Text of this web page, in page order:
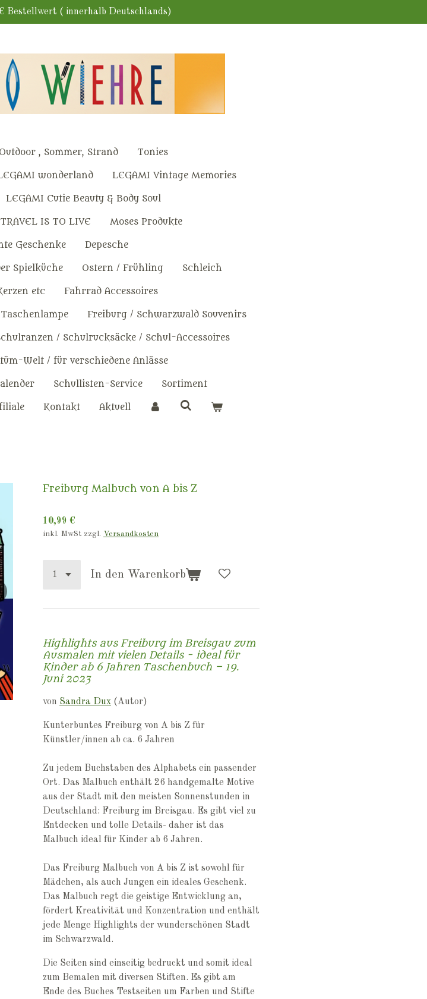
Bestellwert ( innerhalb Deutschlands)
Outdoor , Sommer, Strand Tonies
wonderland LEGAMI Vintage Memories
LEGAMI Cutie Beauty & Body Soul
IS TO LIVE Moses Produkte
Geschenke Depesche
Spielküche Ostern / Frühling Schleich
etc Fahrrad Accessoires
Freiburg / Schwarzwald Souvenirs
/ Schulrucksäcke / Schul-Accessoires
Welt / für verschiedene Anlässe
Schullisten-Service Sortiment
Kontakt Aktuell
Freiburg Malbuch von A bis Z
10,99 €
inkl. MwSt zzgl. Versandkosten
In den Warenkorb
Highlights aus Freiburg im Breisgau zum
Ausmalen mit vielen Details - ideal für
Kinder ab 6 Jahren Taschenbuch – 19.
Juni 2023
von Sandra Dux (Autor)
Kunterbuntes Freiburg von A bis Z für
Künstler/innen ab ca. 6 Jahren
Zu jedem Buchstaben des Alphabets ein passender
Ort. Das Malbuch enthält 26 handgemalte Motive
aus der Stadt mit den meisten Sonnenstunden in
Deutschland: Freiburg im Breisgau. Es gibt viel zu
Entdecken und tolle Details- daher ist das
Malbuch ideal für Kinder ab 6 Jahren.
Das Freiburg Malbuch von A bis Z ist sowohl für
Mädchen, als auch Jungen ein ideales Geschenk.
Das Malbuch regt die geistige Entwicklung an,
fördert Kreativität und Konzentration und enthält
jede Menge Highlights der wunderschönen Stadt
im Schwarzwald.
Die Seiten sind einseitig bedruckt und somit ideal
zum Bemalen mit diversen Stiften. Es gibt am
Ende des Buches Testseiten um Farben und Stifte